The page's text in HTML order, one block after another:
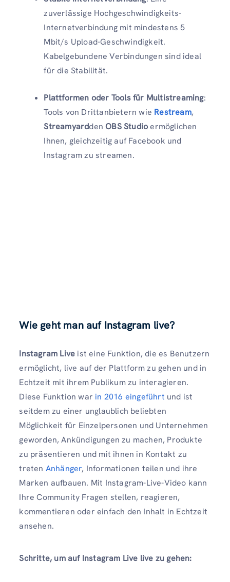
zuverlässige Hochgeschwindigkeits-
Internetverbindung mit mindestens 5
Mbit/s Upload-Geschwindigkeit.
Kabelgebundene Verbindungen sind ideal
für die Stabilität.
Plattformen oder Tools für Multistreaming:
Tools von Drittanbietern wie Restream,
StreamyarddenOBS Studioermöglichen
Ihnen, gleichzeitig auf Facebook und
Instagram zu streamen.
Wie geht man auf Instagram live?
Instagram Live ist eine Funktion, die es Benutzern
ermöglicht, live auf der Plattform zu gehen und in
Echtzeit mit ihrem Publikum zu interagieren.
Diese Funktion war in 2016 eingeführt und ist
seitdem zu einer unglaublich beliebten
Möglichkeit für Einzelpersonen und Unternehmen
geworden, Ankündigungen zu machen, Produkte
zu präsentieren und mit ihnen in Kontakt zu
treten Anhänger, Informationen teilen und ihre
Marken aufbauen. Mit Instagram-Live-Video kann
Ihre Community Fragen stellen, reagieren,
kommentieren oder einfach den Inhalt in Echtzeit
ansehen.
Schritte, um auf Instagram Live live zu gehen: